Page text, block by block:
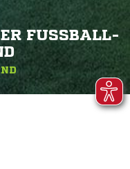
FUSSBALL-V